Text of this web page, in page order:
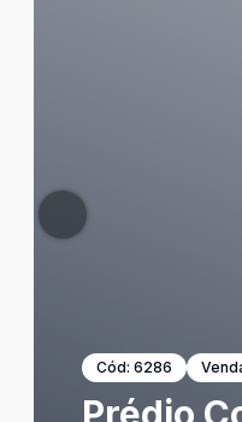
Cód: 6286